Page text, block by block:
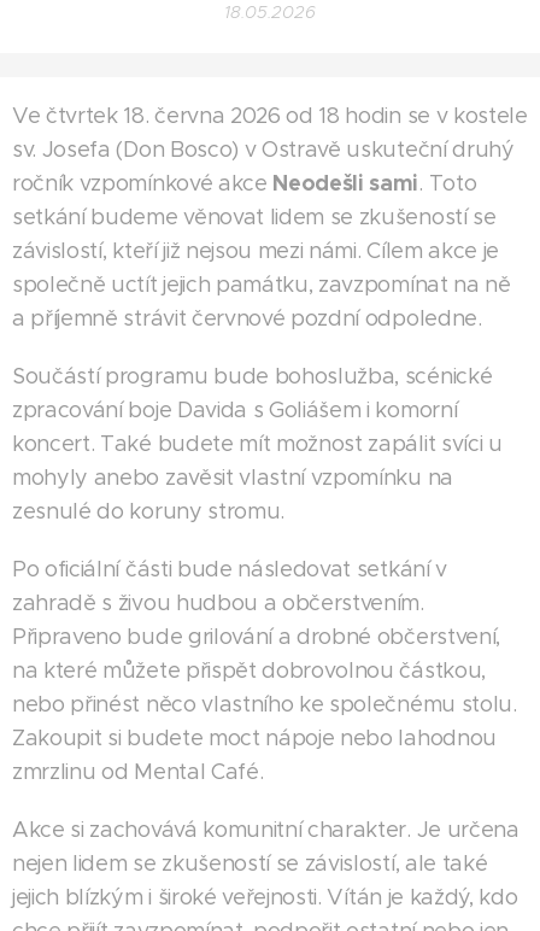
18.05.2026
Ve čtvrtek 18. června 2026 od 18 hodin se v kostele
sv. Josefa (Don Bosco) v Ostravě uskuteční druhý
ročník vzpomínkové akce Neodešli sami. Toto
setkání budeme věnovat lidem se zkušeností se
závislostí, kteří již nejsou mezi námi. Cílem akce je
společně uctít jejich památku, zavzpomínat na ně
a příjemně strávit červnové pozdní odpoledne.
Součástí programu bude bohoslužba, scénické
zpracování boje Davida s Goliášem i komorní
koncert. Také budete mít možnost zapálit svíci u
mohyly anebo zavěsit vlastní vzpomínku na
zesnulé do koruny stromu.
Po oficiální části bude následovat setkání v
zahradě s živou hudbou a občerstvením.
Připraveno bude grilování a drobné občerstvení,
na které můžete přispět dobrovolnou částkou,
nebo přinést něco vlastního ke společnému stolu.
Zakoupit si budete moct nápoje nebo lahodnou
zmrzlinu od Mental Café.
Akce si zachovává komunitní charakter. Je určena
nejen lidem se zkušeností se závislostí, ale také
jejich blízkým i široké veřejnosti. Vítán je každý, kdo